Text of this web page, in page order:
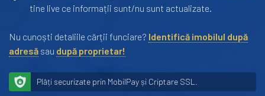
tine live ce informații sunt/nu sunt actualizate.
Nu cunoști detaliile cărții funciare? Identifică imobilul după
adresă sau după proprietar!
Plăți securizate prin MobilPay și Criptare SSL.